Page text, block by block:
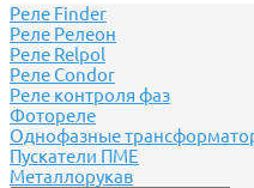
Реле Finder
Реле Релеон
Реле Relpol
Реле Сondor
Реле контроля фаз
Фотореле
Однофазные
Пускатели ПМЕ
Металлорукав